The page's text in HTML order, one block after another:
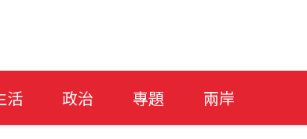
活 政治 專題 兩岸